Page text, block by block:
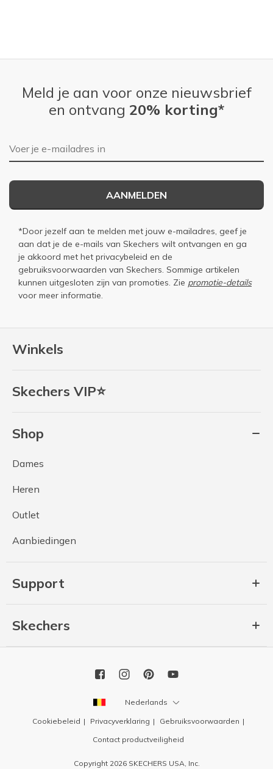
Winkels
Skechers VIP⭐
Shop
Dames
Heren
Outlet
Aanbiedingen
Support
Skechers
Meld je aan voor onze nieuwsbrief
en ontvang 20% korting*
E-mailadres
AANMELDEN
*Door jezelf aan te melden met jouw e-mailadres, geef je
aan dat je de e-mails van Skechers wilt ontvangen en ga
je akkoord met het privacybeleid en de
gebruiksvoorwaarden van Skechers. Sommige artikelen
kunnen uitgesloten zijn van promoties. Zie promotie-details
voor meer informatie.
Nederlands
Cookiebeleid Privacyverklaring
Gebruiksvoorwaarden
Contact productveiligheid
Copyright 2026 SKECHERS USA, Inc.